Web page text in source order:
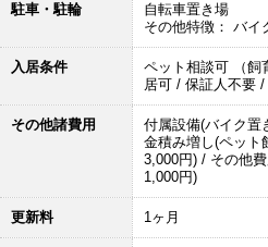
駐車・駐輪
自転車置き場
その他特徴： バイ
入居条件
ペット相談可 （飼
居可 / 保証人不要
その他諸費用
付属設備(バイク
金積み増し(ペット
3,000円) / その他
1,000円)
更新料 1ヶ月